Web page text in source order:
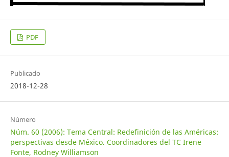
PDF
Publicado
2018-12-28
Número
Núm. 60 (2006): Tema Central: Redefinición de las Américas:
perspectivas desde México. Coordinadores del TC Irene
Fonte, Rodney Williamson